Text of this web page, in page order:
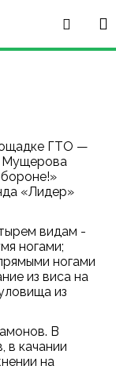
ГТО —
Мущерова
«Лидер»
видам -
ногами;
ногами
из виса на
из
В
качании
на